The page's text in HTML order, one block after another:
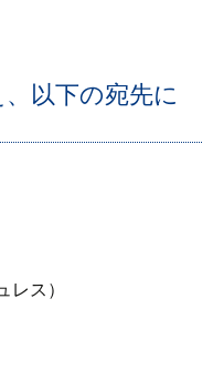
以下の宛先に
レス）